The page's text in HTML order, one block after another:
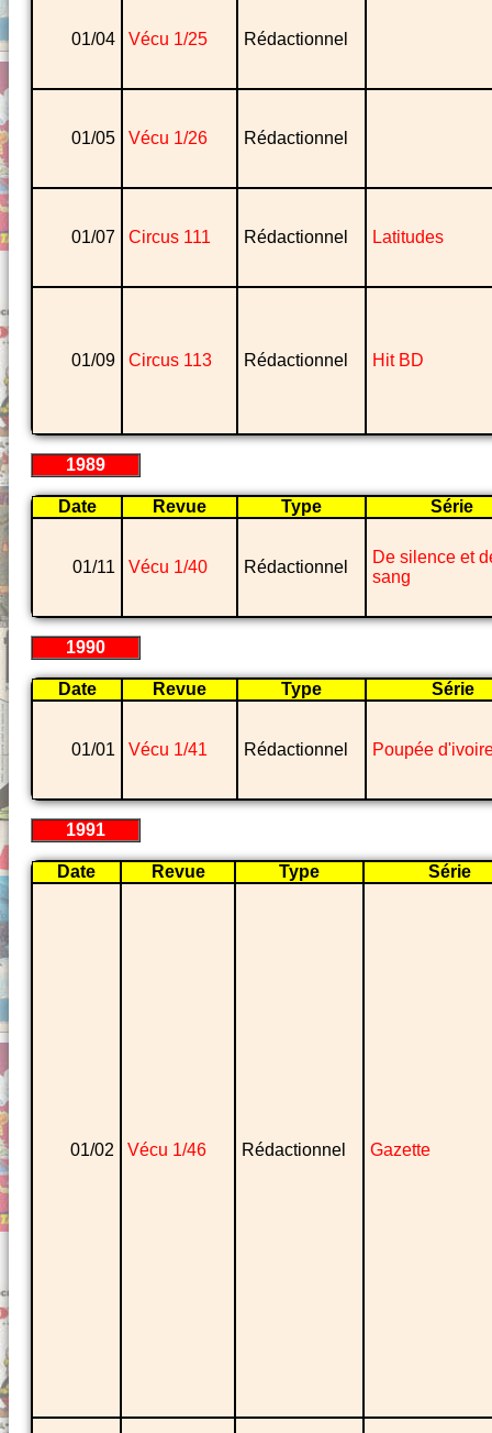
01/04 Vécu 1/25 Rédactionnel
01/05 Vécu 1/26 Rédactionnel
01/07 Circus 111 Rédactionnel Latitudes
01/09 Circus 113 Rédactionnel Hit BD
1989
Date Revue Type Série
01/11 Vécu 1/40 Rédactionnel
De silence et
sang
1990
Date Revue Type Série
01/01 Vécu 1/41 Rédactionnel Poupée
1991
Date Revue Type Série
01/02 Vécu 1/46 Rédactionnel Gazette